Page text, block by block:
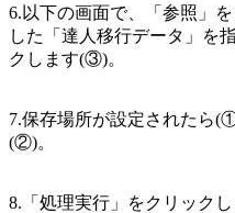
6.以下の画面で、「参照」
した「達人移行データ」を
クします(③)。
7.保存場所が設定されたら
(②)。
8.「処理実行」をクリックし